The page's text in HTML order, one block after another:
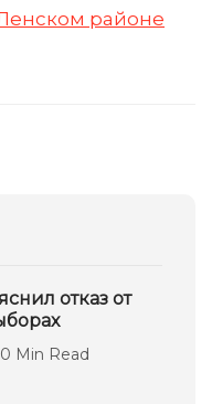
районе
отказ от
Min Read